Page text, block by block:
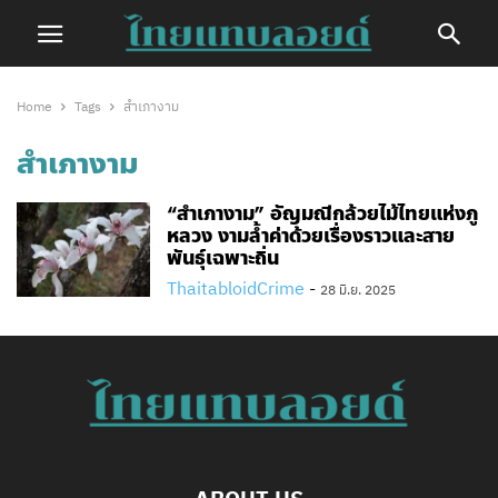
Home Tags สำเภางาม
สำเภางาม
“สำเภางาม” อัญมณีกล้วยไม้ไทยแห่งภู
หลวง งามล้ำค่าด้วยเรื่องราวและสาย
พันธุ์เฉพาะถิ่น
ThaitabloidCrime - 28 มิ.ย. 2025